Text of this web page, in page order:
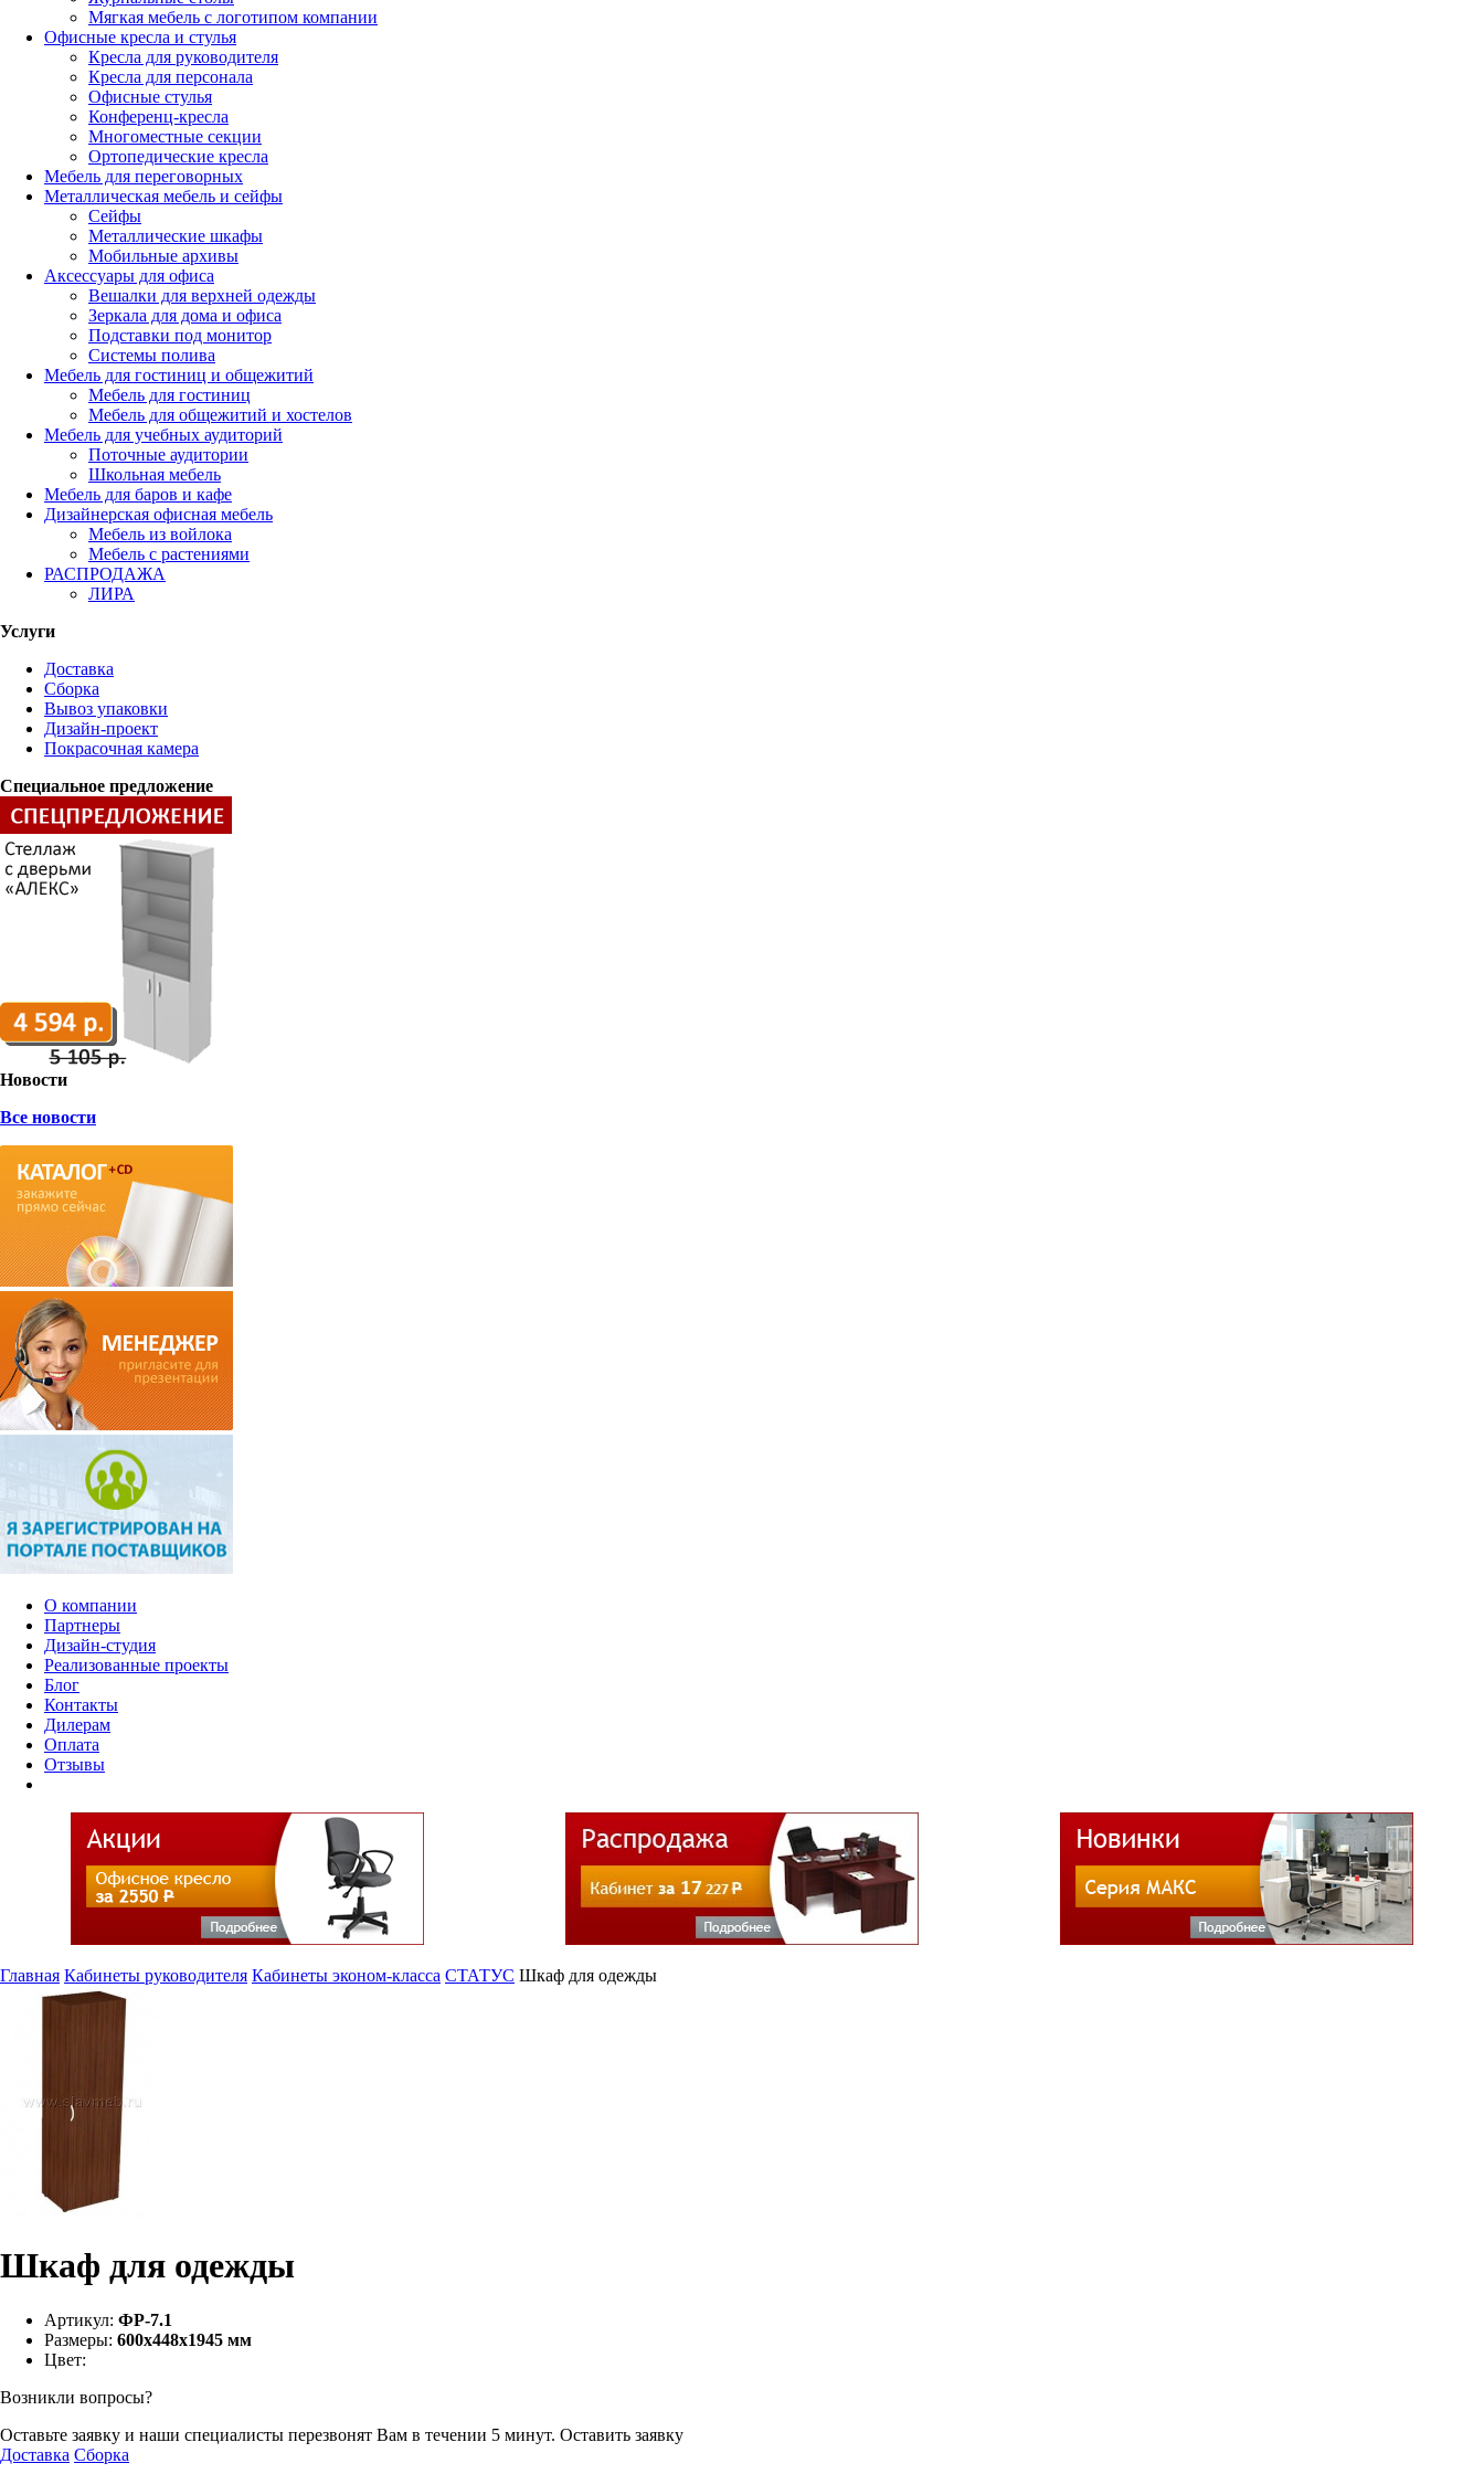
Мягкая мебель с логотипом компании
Офисные кресла и стулья
Кресла для руководителя
Кресла для персонала
Офисные стулья
Конференц-кресла
Многоместные секции
Ортопедические кресла
Мебель для переговорных
Металлическая мебель и сейфы
Сейфы
Металлические шкафы
Мобильные архивы
Аксессуары для офиса
Вешалки для верхней одежды
Зеркала для дома и офиса
Подставки под монитор
Системы полива
Мебель для гостиниц и общежитий
Мебель для гостиниц
Мебель для общежитий и хостелов
Мебель для учебных аудиторий
Поточные аудитории
Школьная мебель
Мебель для баров и кафе
Дизайнерская офисная мебель
Мебель из войлока
Мебель с растениями
РАСПРОДАЖА
ЛИРА
Услуги
Доставка
Сборка
Вывоз упаковки
Дизайн-проект
Покрасочная камера
Специальное предложение
Новости
Все новости
О компании
Партнеры
Дизайн-студия
Реализованные проекты
Блог
Контакты
Дилерам
Оплата
Отзывы
Главная Кабинеты руководителя Кабинеты эконом-класса СТАТУС Шкаф для одежды
Шкаф для одежды
Артикул: ФР-7.1
Размеры: 600х448х1945 мм
Цвет:
Возникли вопросы?
Оставьте заявку и наши специалисты перезвонят Вам в течении 5 минут. Оставить заявку
Доставка Сборка